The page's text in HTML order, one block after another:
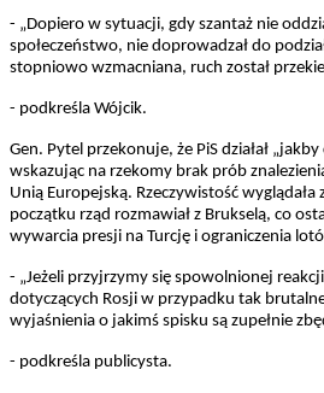
- „Dopiero w sytuacji, gdy szantaż nie
społeczeństwo, nie doprowadzał do
stopniowo wzmacniana, ruch został
- podkreśla Wójcik.
Gen. Pytel przekonuje, że PiS działał
wskazując na rzekomy brak prób
Unią Europejską. Rzeczywistość wyglądała
początku rząd rozmawiał z Brukselą, co
wywarcia presji na Turcję i ograniczenia
- „Jeżeli przyjrzymy się spowolnionej
dotyczących Rosji w przypadku tak
wyjaśnienia o jakimś spisku są zupełnie
- podkreśla publicysta.